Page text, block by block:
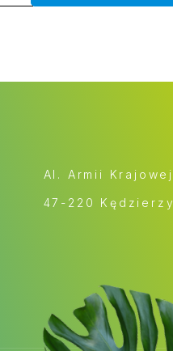
Al. Armii
47-220